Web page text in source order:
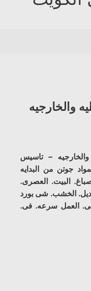
والخارجيه
والخارجيه – تاسيس
جوتن من البدايه
البيت. العصرى.
بديل. الخشب. شى بورد
العمل سرعه. فى.